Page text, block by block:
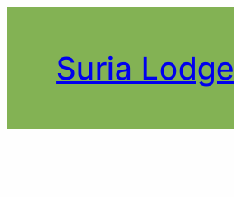
springenSuria Lodge